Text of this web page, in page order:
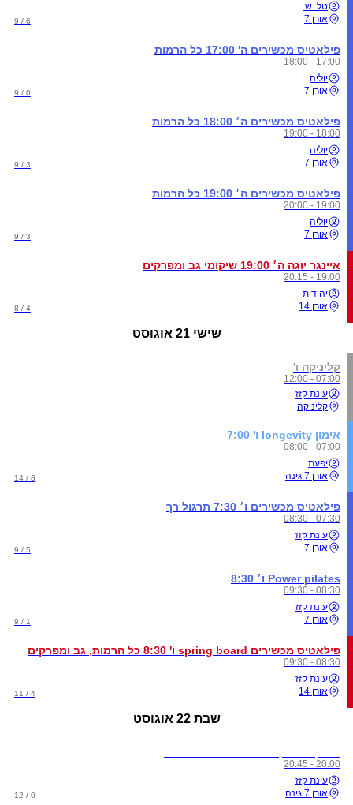
טל .ש.
אורן 7
6 / 9
פילאטיס מכשירים ה' 17:00 כל הרמות
17:00 - 18:00
יוליה
אורן 7
0 / 9
פילאטיס מכשירים ה׳ 18:00 כל הרמות
18:00 - 19:00
יוליה
אורן 7
3 / 9
פילאטיס מכשירים ה׳ 19:00 כל הרמות
19:00 - 20:00
יוליה
אורן 7
3 / 9
איינגר יוגה ה׳ 19:00 שיקומי גב ומפרקים
19:00 - 20:15
יהודית
אורן 14
4 / 8
שישי 21 אוגוסט
קליניקה ו'
07:00 - 12:00
עינת קזז
קליניקה
אימון longevity ו' 7:00
07:00 - 08:00
יפעת
אורן 7 גינה
8 / 14
פילאטיס מכשירים ו׳ 7:30 תרגול רך
07:30 - 08:30
עינת קזז
אורן 7
5 / 9
Power pilates ו׳ 8:30
08:30 - 09:30
עינת קזז
אורן 7
1 / 9
פילאטיס מכשירים spring board ו' 8:30 כל הרמות, גב ומפרקים
08:30 - 09:30
עינת קזז
אורן 14
4 / 11
שבת 22 אוגוסט
20:00 - 20:45
עינת קזז
אורן 7 גינה
0 / 12